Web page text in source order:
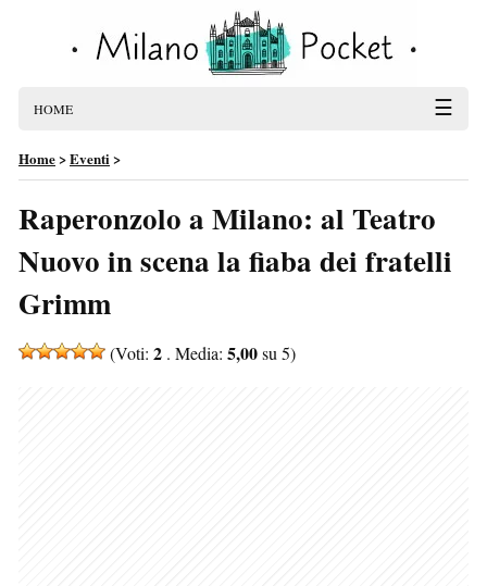
HOME ☰
Home>Eventi>
Raperonzolo a Milano: al Teatro
Nuovo in scena la fiaba dei fratelli
Grimm
(Voti: 2 . Media: 5,00su 5)